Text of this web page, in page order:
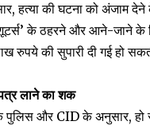
हत्या की घटना को अंजाम देने
शूटर्स’ के ठहरने और आने-जाने के
की सुपारी दी गई हो
लाने का शक
पुलिस और CID के अनुसार, हो